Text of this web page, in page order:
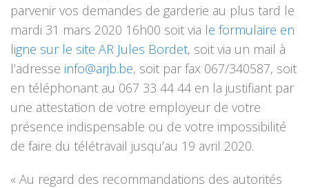
parvenir vos demandes de garderie au plus tard le
mardi 31 mars 2020 16h00 soit via le formulaire en
ligne sur le site AR Jules Bordet, soit via un mail à
l’adresse info@arjb.be, soit par fax 067/340587, soit
en téléphonant au 067 33 44 44 en la justifiant par
une attestation de votre employeur de votre
présence indispensable ou de votre impossibilité
de faire du télétravail jusqu’au 19 avril 2020.
« Au regard des recommandations des autorités